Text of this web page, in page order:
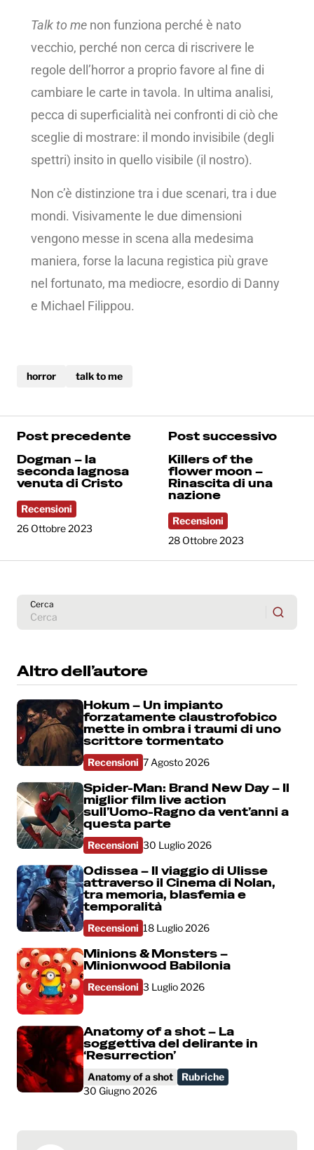
Talk to me non funziona perché è nato
vecchio, perché non cerca di riscrivere le
regole dell’horror a proprio favore al fine di
cambiare le carte in tavola. In ultima analisi,
pecca di superficialità nei confronti di ciò che
sceglie di mostrare: il mondo invisibile (degli
spettri) insito in quello visibile (il nostro).
Non c’è distinzione tra i due scenari, tra i due
mondi. Visivamente le due dimensioni
vengono messe in scena alla medesima
maniera, forse la lacuna registica più grave
nel fortunato, ma mediocre, esordio di Danny
e Michael Filippou.
horror talk to me
Post precedente
Dogman – la
seconda lagnosa
venuta di Cristo
Recensioni
26 Ottobre 2023
Post successivo
Killers of the
flower moon –
Rinascita di una
nazione
Recensioni
28 Ottobre 2023
Cerca
Altro dell’autore
Hokum – Un impianto
forzatamente claustrofobico
mette in ombra i traumi di uno
scrittore tormentato
Recensioni 7 Agosto 2026
Spider-Man: Brand New Day – Il
miglior film live action
sull’Uomo-Ragno da vent’anni a
questa parte
Recensioni 30 Luglio 2026
Odissea – Il viaggio di Ulisse
attraverso il Cinema di Nolan,
tra memoria, blasfemia e
temporalità
Recensioni 18 Luglio 2026
Minions & Monsters –
Minionwood Babilonia
Recensioni 3 Luglio 2026
Anatomy of a shot – La
soggettiva del delirante in
‘Resurrection’
Anatomy of a shot
Rubriche
30 Giugno 2026